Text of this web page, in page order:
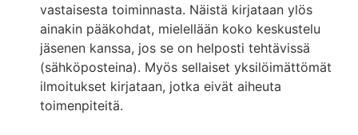
vastaisesta toiminnasta. Näistä kirjataan ylös
ainakin pääkohdat, mielellään koko keskustelu
jäsenen kanssa, jos se on helposti tehtävissä
(sähköposteina). Myös sellaiset yksilöimättömät
ilmoitukset kirjataan, jotka eivät aiheuta
toimenpiteitä.